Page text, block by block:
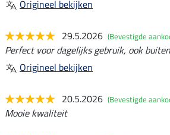
Origineel bekijken
29.5.2026 (Bevestigde
Perfect voor dagelijks gebruik, ook
Origineel bekijken
20.5.2026 (Bevestigde
Mooie kwaliteit